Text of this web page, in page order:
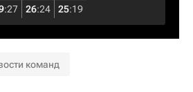
:27 26:24 25:19
команд